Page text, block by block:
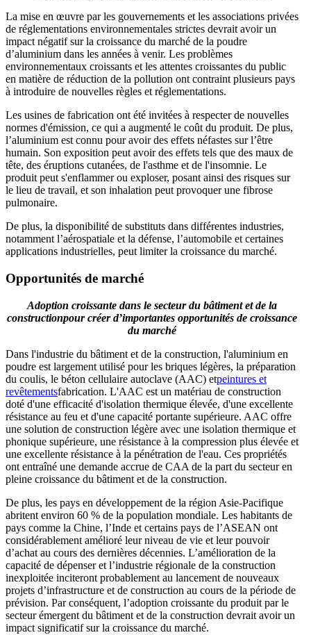
La mise en œuvre par les gouvernements et les associations privées
de réglementations environnementales strictes devrait avoir un
impact négatif sur la croissance du marché de la poudre
d’aluminium dans les années à venir. Les problèmes
environnementaux croissants et les attentes croissantes du public
en matière de réduction de la pollution ont contraint plusieurs pays
à introduire de nouvelles règles et réglementations.
Les usines de fabrication ont été invitées à respecter de nouvelles
normes d'émission, ce qui a augmenté le coût du produit. De plus,
l’aluminium est connu pour avoir des effets néfastes sur l’être
humain. Son exposition peut avoir des effets tels que des maux de
tête, des éruptions cutanées, de l'asthme et de l'insomnie. Le
produit peut s'enflammer ou exploser, posant ainsi des risques sur
le lieu de travail, et son inhalation peut provoquer une fibrose
pulmonaire.
De plus, la disponibilité de substituts dans différentes industries,
notamment l’aérospatiale et la défense, l’automobile et certaines
applications industrielles, peut limiter la croissance du marché.
Opportunités de marché
Adoption croissante dans le secteur du bâtiment et de la
constructionpour créer d’importantes opportunités de croissance
du marché
Dans l'industrie du bâtiment et de la construction, l'aluminium en
poudre est largement utilisé pour les briques légères, la préparation
du coulis, le béton cellulaire autoclave (AAC) etpeintures et
revêtementsfabrication. L'AAC est un matériau de construction
doté d'une efficacité d'isolation thermique élevée, d'une excellente
résistance au feu et d'une capacité portante supérieure. AAC offre
une solution de construction légère avec une isolation thermique et
phonique supérieure, une résistance à la compression plus élevée et
une excellente résistance à la pénétration de l'eau. Ces propriétés
ont entraîné une demande accrue de CAA de la part du secteur en
pleine croissance du bâtiment et de la construction.
De plus, les pays en développement de la région Asie-Pacifique
abritent environ 60 % de la population mondiale. Les habitants de
pays comme la Chine, l’Inde et certains pays de l’ASEAN ont
considérablement amélioré leur niveau de vie et leur pouvoir
d’achat au cours des dernières décennies. L’amélioration de la
capacité de dépenser et l’industrie régionale de la construction
inexploitée inciteront probablement au lancement de nouveaux
projets d’infrastructure et de construction au cours de la période de
prévision. Par conséquent, l’adoption croissante du produit par le
secteur émergent du bâtiment et de la construction devrait avoir un
impact significatif sur la croissance du marché.